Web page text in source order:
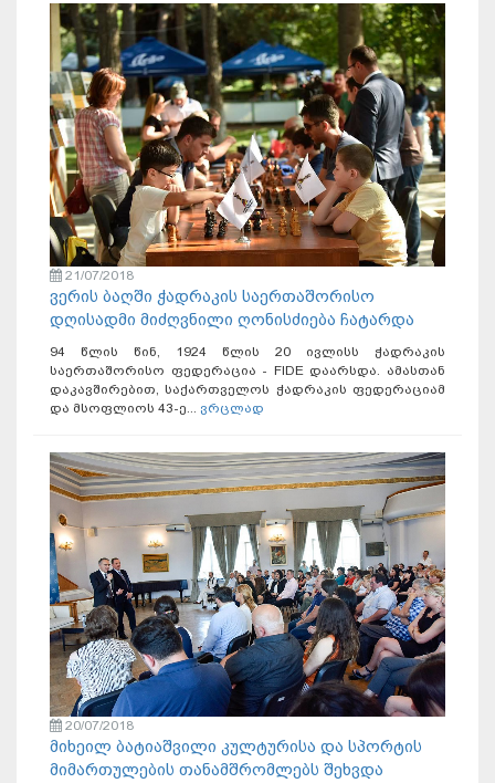
21/07/2018
ვერის ბაღში ჭადრაკის საერთაშორისო
დღისადმი მიძღვნილი ღონისძიება ჩატარდა
94 წლის წინ, 1924 წლის 20 ივლისს ჭადრაკის
საერთაშორისო ფედერაცია - FIDE დაარსდა. ამასთან
დაკავშირებით, საქართველოს ჭადრაკის ფედერაციამ
და მსოფლიოს 43-ე... ვრცლად
20/07/2018
მიხეილ ბატიაშვილი კულტურისა და სპორტის
მიმართულების თანამშრომლებს შეხვდა